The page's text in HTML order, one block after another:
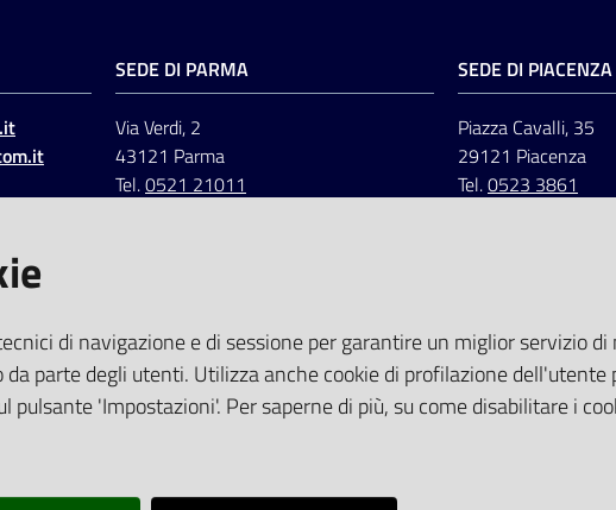
SEDE DI PARMA
Via Verdi, 2
43121 Parma
Tel.0521 21011
SEDE DI PIACENZA
Piazza Cavalli, 35
29121 Piacenza
Tel.0523 3861
di navigazione e di sessione per garantire un miglior servizio
parte degli utenti. Utilizza anche cookie di profilazione
pulsante 'Impostazioni'. Per saperne di più, su come disabilitare i